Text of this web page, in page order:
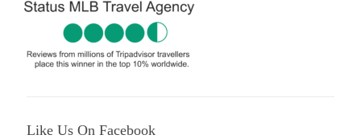
Like Us On Facebook